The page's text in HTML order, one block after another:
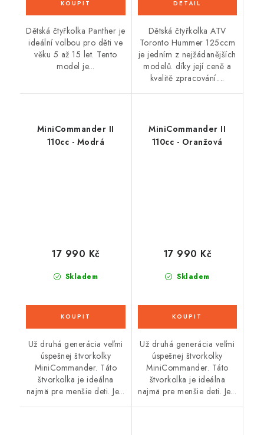
Dětská čtyřkolka Panther je
ideální volbou pro děti ve
věku 5 až 15 let. Tento
model je...
Dětská čtyřkolka ATV
Toronto Hummer 125ccm
je jedním z nejžádanějších
modelů. díky její ceně a
kvalitě zpracování....
MiniCommander II
110cc - Modrá
Skladem
17 990 Kč
Už druhá generácia veľmi
úspešnej štvorkolky
MiniCommander. Táto
štvorkolka je ideálna
najmä pre menšie deti. Je...
MiniCommander II
110cc - Oranžová
Skladem
17 990 Kč
Už druhá generácia veľmi
úspešnej štvorkolky
MiniCommander. Táto
štvorkolka je ideálna
najmä pre menšie deti. Je...